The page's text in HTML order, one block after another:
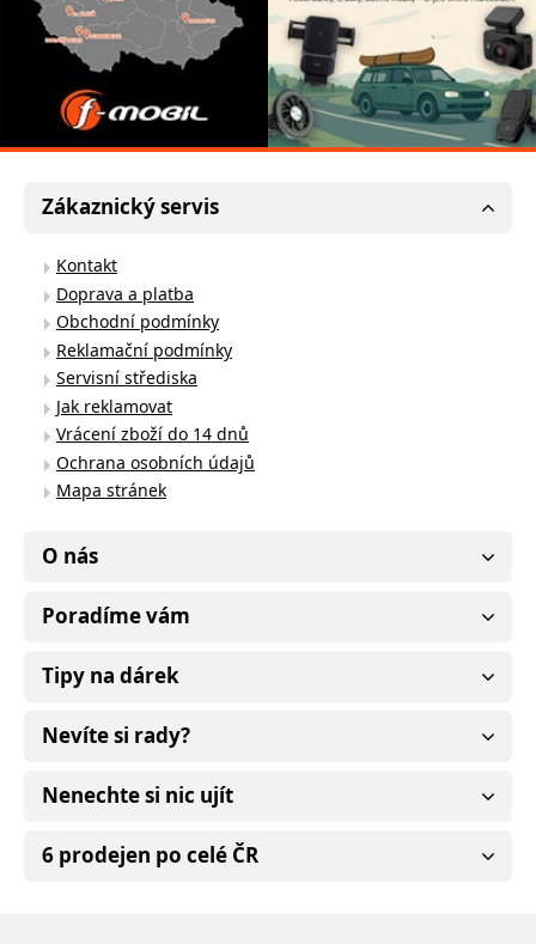
Zákaznický servis
Kontakt
Doprava a platba
Obchodní podmínky
Reklamační podmínky
Servisní střediska
Jak reklamovat
Vrácení zboží do 14 dnů
Ochrana osobních údajů
Mapa stránek
O nás
Poradíme vám
Tipy na dárek
Nevíte si rady?
Nenechte si nic ujít
6 prodejen po celé ČR